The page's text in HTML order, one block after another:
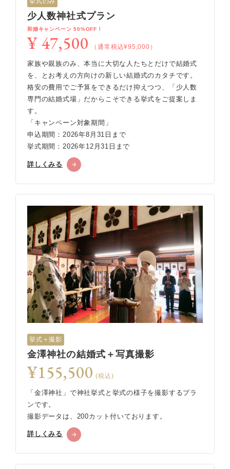
少人数神社式プラン
和婚キャンペーン 50%OFF！
¥ 47,500 （通常税込¥95,000）
家族や親族のみ、本当に大切な人たちとだけで結婚式
を、とお考えの方向けの新しい結婚式のカタチです。
格安の費用でご予算をできるだけ抑えつつ、「少人数
専門の結婚式場」だからこそできる挙式をご提案しま
す。
「キャンペーン対象期間」
申込期間：2026年8月31日まで
挙式期間：2026年12月31日まで
詳しくみる
挙式＋撮影
金澤神社の結婚式＋写真撮影
¥155,500 (税込)
「金澤神社」で神社挙式と挙式の様子を撮影するプラ
ンです。
撮影データは、200カット付いております。
詳しくみる